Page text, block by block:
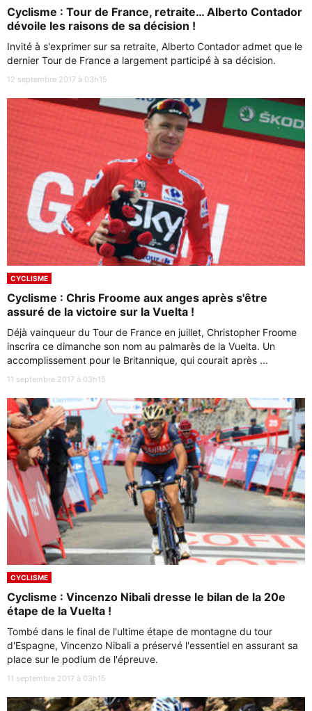
Cyclisme : Tour de France, retraite… Alberto Contador
dévoile les raisons de sa décision !
Invité à s'exprimer sur sa retraite, Alberto Contador admet que le
dernier Tour de France a largement participé à sa décision.
12 septembre 2017 à 03h15
CYCLISME
Cyclisme : Chris Froome aux anges après s'être
assuré de la victoire sur la Vuelta !
Déjà vainqueur du Tour de France en juillet, Christopher Froome
inscrira ce dimanche son nom au palmarès de la Vuelta. Un
accomplissement pour le Britannique, qui courait après ...
11 septembre 2017 à 03h15
CYCLISME
Cyclisme : Vincenzo Nibali dresse le bilan de la 20e
étape de la Vuelta !
Tombé dans le final de l'ultime étape de montagne du tour
d'Espagne, Vincenzo Nibali a préservé l'essentiel en assurant sa
place sur le podium de l'épreuve.
11 septembre 2017 à 03h15